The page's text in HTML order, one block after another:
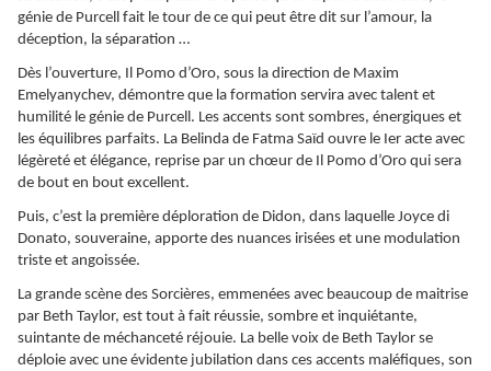
génie de Purcell fait le tour de ce qui peut être dit sur l’amour, la
déception, la séparation …
Dès l’ouverture, Il Pomo d’Oro, sous la direction de Maxim
Emelyanychev, démontre que la formation servira avec talent et
humilité le génie de Purcell. Les accents sont sombres, énergiques et
les équilibres parfaits. La Belinda de Fatma Saïd ouvre le Ier acte avec
légèreté et élégance, reprise par un chœur de Il Pomo d’Oro qui sera
de bout en bout excellent.
Puis, c’est la première déploration de Didon, dans laquelle Joyce di
Donato, souveraine, apporte des nuances irisées et une modulation
triste et angoissée.
La grande scène des Sorcières, emmenées avec beaucoup de maitrise
par Beth Taylor, est tout à fait réussie, sombre et inquiétante,
suintante de méchanceté réjouie. La belle voix de Beth Taylor se
déploie avec une évidente jubilation dans ces accents maléfiques, son